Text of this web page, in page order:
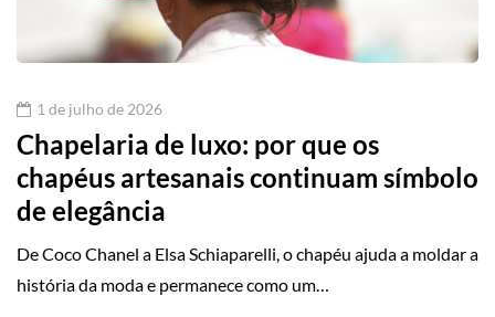
1 de julho de 2026
Chapelaria de luxo: por que os
chapéus artesanais continuam símbolo
de elegância
De Coco Chanel a Elsa Schiaparelli, o chapéu ajuda a moldar a
história da moda e permanece como um…